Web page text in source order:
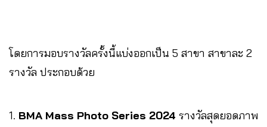
โดยการมอบรางวัลครั้งนี้แบ่งออกเป็น 5 สาขา สาขาละ 2
รางวัล ประกอบด้วย
1. BMA Mass Photo Series 2024 รางวัลสุดยอดภาพ